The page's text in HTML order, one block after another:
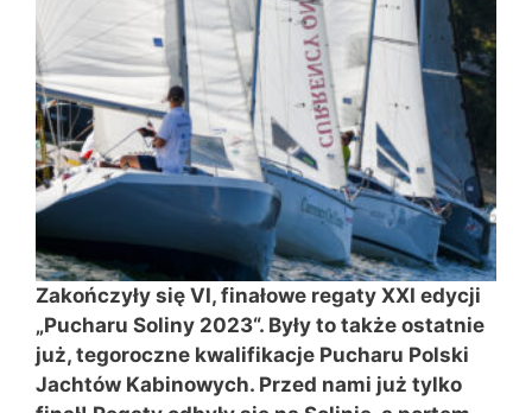
Zakończyły się VI, finałowe regaty XXI edycji
„Pucharu Soliny 2023“. Były to także ostatnie
już, tegoroczne kwalifikacje Pucharu Polski
Jachtów Kabinowych. Przed nami już tylko